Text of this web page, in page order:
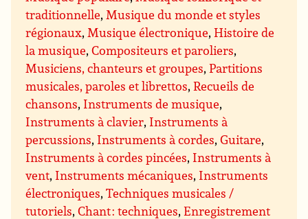
traditionnelle,Musique du monde et styles
régionaux,Musique électronique,Histoire de
la musique,Compositeurs et paroliers,
Musiciens, chanteurs et groupes,Partitions
musicales, paroles et librettos,Recueils de
chansons, Instruments de musique,
Instruments à clavier, Instruments à
percussions, Instruments à cordes,Guitare,
Instruments à cordes pincées, Instruments à
vent, Instruments mécaniques, Instruments
électroniques,Techniques musicales /
tutoriels,Chant : techniques,Enregistrement